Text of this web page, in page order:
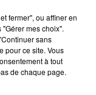
FAIRE
DE LA...
fermer", ou affiner en
mes choix".
sans
pour ce site. Vous
à tout
de chaque page.